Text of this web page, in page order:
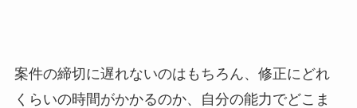
案件の締切に遅れないのはもちろん、修正にどれ
くらいの時間がかかるのか、自分の能力でどこま